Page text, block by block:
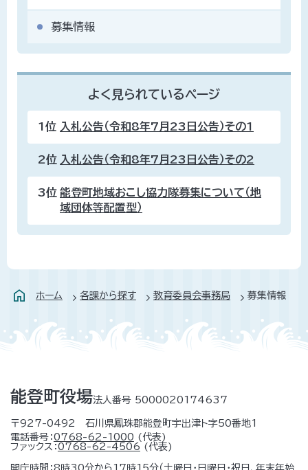
募集情報
よく見られているページ
1位 入札公告（令和8年7月23日公告）その1
2位 入札公告（令和8年7月23日公告）その2
3位 能登町地域おこし協力隊募集について（地
域団体等配置型）
ホーム 各課から探す 教育委員会事務局 募集情報
能登町役場法人番号 5000020174637
〒927-0492 石川県鳳珠郡能登町宇出津ト字50番地1
電話番号：0768-62-1000 (代表)
ファックス：0768-62-4506 (代表)